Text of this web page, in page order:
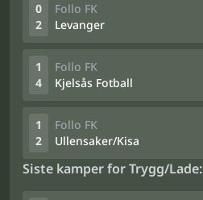
0
2
Follo FK
Levanger
1
4
Follo FK
Kjelsås Fotball
1
2
Follo FK
Ullensaker/Kisa
Siste kamper for Trygg/Lade: